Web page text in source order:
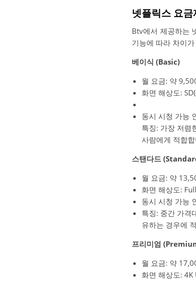
넷플릭스 요금
Btv에서 제공하는
기능에 따라 차이
베이식 (Basic)
월 요금: 약
화면 해상도:
동시 시청 가능
특징: 가장 저렴
사람에게 적합
스탠다드
월 요금: 약
화면 해상도:
동시 시청 가능
특징: 중간 가격
유하는 경우에
프리미엄
월 요금: 약
화면 해상도: